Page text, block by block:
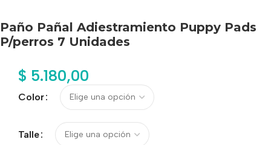
Paño Pañal Adiestramiento Puppy Pads
P/perros 7 Unidades
$ 5.180,00
Color
Talle